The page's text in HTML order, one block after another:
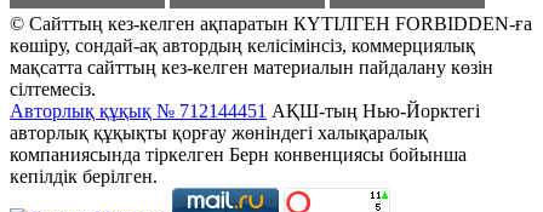
© Сайттың кез-келген ақпаратын КҮТІЛГЕН FORBIDDEN-ға
көшіру, сондай-ақ автордың келісімінсіз, коммерциялық
мақсатта сайттың кез-келген материалын пайдалану көзін
сілтемесіз.
Авторлық құқық № 712144451 АҚШ-тың Нью-Йорктегі
авторлық құқықты қорғау жөніндегі халықаралық
компаниясында тіркелген Берн конвенциясы бойынша
кепілдік берілген.